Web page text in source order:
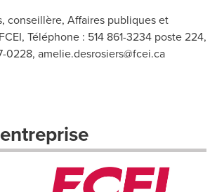
conseillère, Affaires publiques et
Téléphone : 514 861-3234 poste 224,
0228, amelie.desrosiers@fcei.ca